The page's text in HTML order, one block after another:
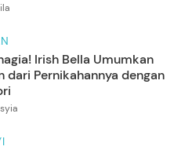
Irish Bella Umumkan
dari Pernikahannya dengan